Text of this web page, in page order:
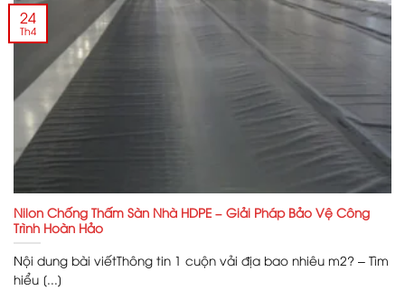
Nilon Chống Thấm Sàn Nhà HDPE – Giải Pháp Bảo Vệ Công
Trình Hoàn Hảo
Nội dung bài viếtThông tin 1 cuộn vải địa bao nhiêu m2? – Tìm
hiểu [...]
24
Th4